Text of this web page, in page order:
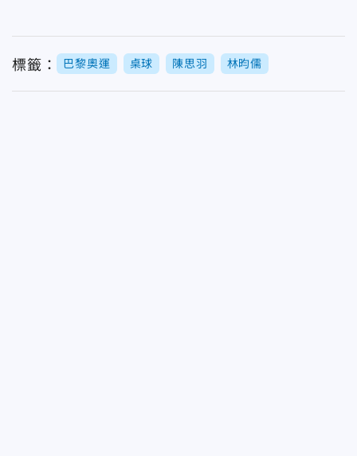
標籤： 巴黎奧運 桌球 陳思羽 林昀儒